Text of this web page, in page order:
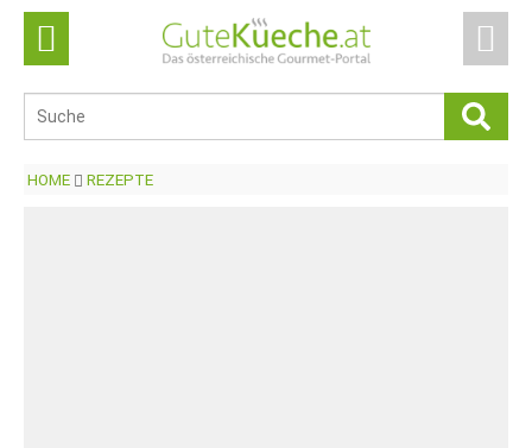
HOME REZEPTE